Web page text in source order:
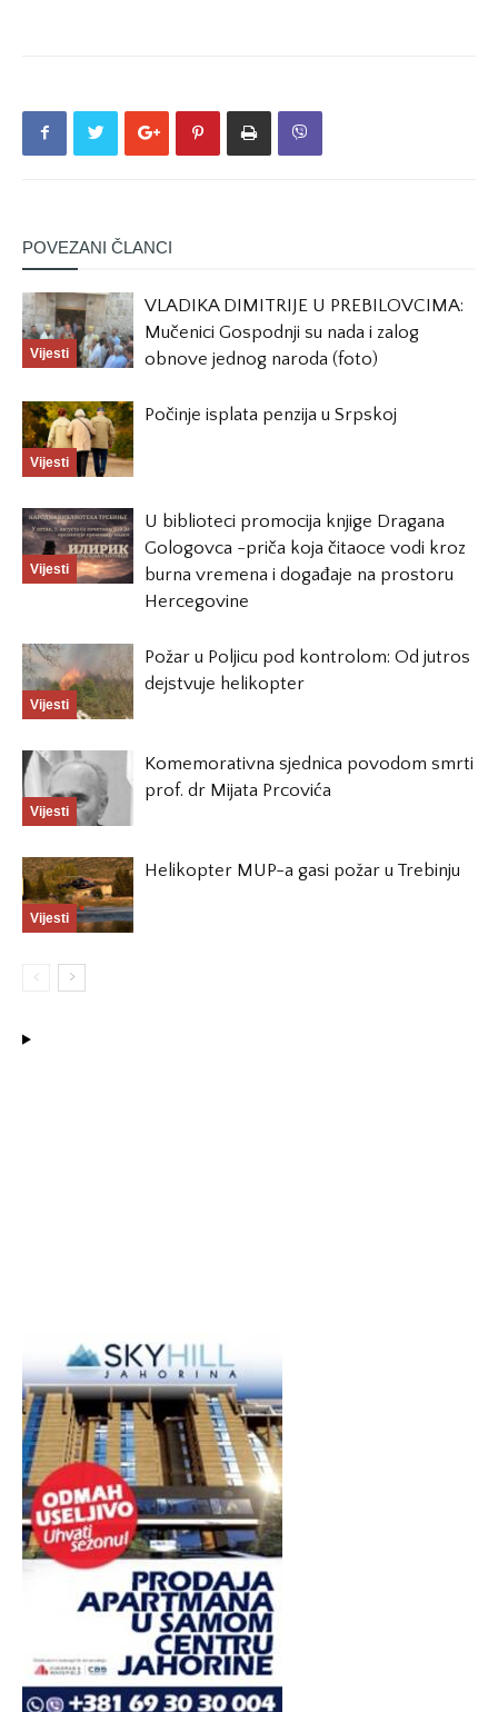
POVEZANI ČLANCI
Vijesti
VLADIKA DIMITRIJE U PREBILOVCIMA:
Mučenici Gospodnji su nada i zalog
obnove jednog naroda (foto)
Vijesti
Počinje isplata penzija u Srpskoj
Vijesti
U biblioteci promocija knjige Dragana
Gologovca -priča koja čitaoce vodi kroz
burna vremena i događaje na prostoru
Hercegovine
Vijesti
Požar u Poljicu pod kontrolom: Od jutros
dejstvuje helikopter
Vijesti
Komemorativna sjednica povodom smrti
prof. dr Mijata Prcovića
Vijesti
Helikopter MUP-a gasi požar u Trebinju